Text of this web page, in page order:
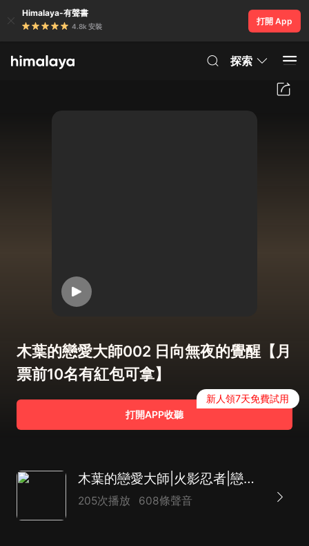
Himalaya-有聲書
4.8k 安裝
打開 App
探索
木葉的戀愛大師002 日向無夜的覺醒【月
票前10名有紅包可拿】
打開APP收聽
新人領7天免費試用
木葉的戀愛大師|火影忍者|戀愛|多人有聲劇
205次播放 608條聲音